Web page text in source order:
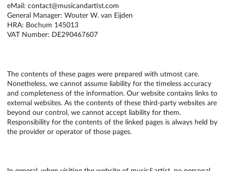
eMail: contact@musicandartist.com
General Manager: Wouter W. van Eijden
HRA: Bochum 145013
VAT Number: DE290467607
The contents of these pages were prepared with utmost care.
Nonetheless, we cannot assume liability for the timeless accuracy
and completeness of the information. Our website contains links to
external websites. As the contents of these third-party websites are
beyond our control, we cannot accept liability for them.
Responsibility for the contents of the linked pages is always held by
the provider or operator of those pages.